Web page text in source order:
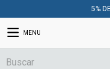
5%
MENU